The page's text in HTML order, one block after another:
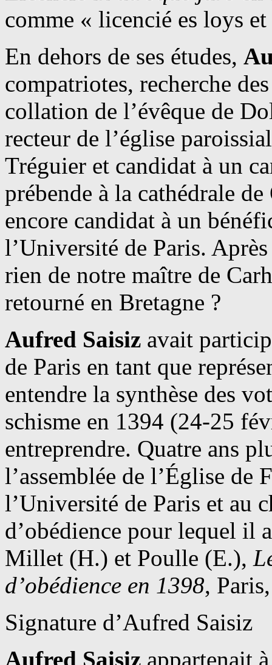
comme « licencié es loys
En dehors de ses études,
compatriotes, recherche
collation de l’évêque de
recteur de l’église
Tréguier et candidat à un
prébende à la cathédrale
encore candidat à un
l’Université de Paris.
rien de notre maître de
retourné en Bretagne ?
Aufred Saisiz avait
de Paris en tant que
entendre la synthèse des
schisme en 1394 (24-25
entreprendre. Quatre ans
l’assemblée de l’Église de
l’Université de Paris et au
d’obédience pour lequel il
Millet (H.) et Poulle (E.),
d’obédience en 1398,
Signature d’Aufred Saisiz
Aufred Saisiz appartenait